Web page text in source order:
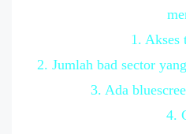
1. Akses
2. Jumlah bad sector
3. Ada
4.